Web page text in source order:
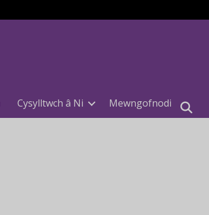
Cysylltwch â Ni Mewngofnodi